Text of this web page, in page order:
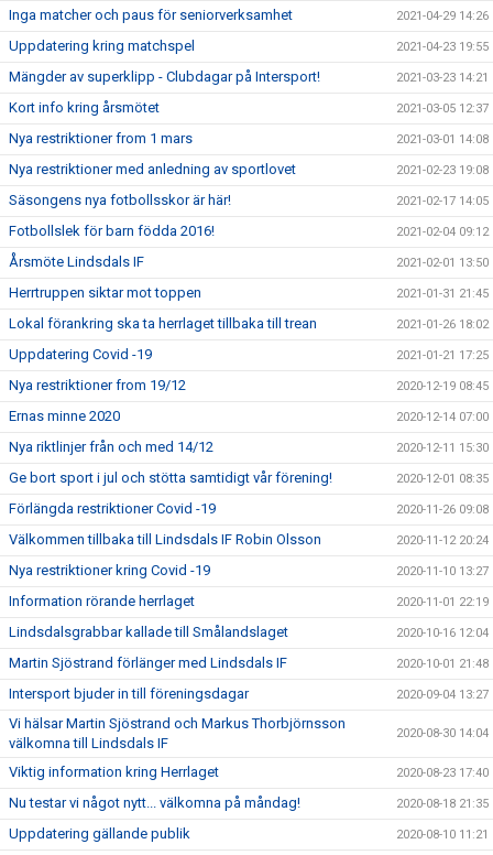
Inga matcher och paus för seniorverksamhet 2021-04-29 14:26
Uppdatering kring matchspel 2021-04-23 19:55
Mängder av superklipp - Clubdagar på Intersport! 2021-03-23 14:21
Kort info kring årsmötet 2021-03-05 12:37
Nya restriktioner from 1 mars 2021-03-01 14:08
Nya restriktioner med anledning av sportlovet 2021-02-23 19:08
Säsongens nya fotbollsskor är här! 2021-02-17 14:05
Fotbollslek för barn födda 2016! 2021-02-04 09:12
Årsmöte Lindsdals IF 2021-02-01 13:50
Herrtruppen siktar mot toppen 2021-01-31 21:45
Lokal förankring ska ta herrlaget tillbaka till trean 2021-01-26 18:02
Uppdatering Covid -19 2021-01-21 17:25
Nya restriktioner from 19/12 2020-12-19 08:45
Ernas minne 2020 2020-12-14 07:00
Nya riktlinjer från och med 14/12 2020-12-11 15:30
Ge bort sport i jul och stötta samtidigt vår förening! 2020-12-01 08:35
Förlängda restriktioner Covid -19 2020-11-26 09:08
Välkommen tillbaka till Lindsdals IF Robin Olsson 2020-11-12 20:24
Nya restriktioner kring Covid -19 2020-11-10 13:27
Information rörande herrlaget 2020-11-01 22:19
Lindsdalsgrabbar kallade till Smålandslaget 2020-10-16 12:04
Martin Sjöstrand förlänger med Lindsdals IF 2020-10-01 21:48
Intersport bjuder in till föreningsdagar 2020-09-04 13:27
Vi hälsar Martin Sjöstrand och Markus Thorbjörnsson
välkomna till Lindsdals IF
2020-08-30 14:04
Viktig information kring Herrlaget 2020-08-23 17:40
Nu testar vi något nytt... välkomna på måndag! 2020-08-18 21:35
Uppdatering gällande publik 2020-08-10 11:21